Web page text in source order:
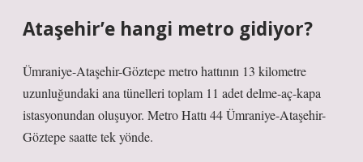
Ataşehir’e hangi metro gidiyor?
Ümraniye-Ataşehir-Göztepe metro hattının 13 kilometre
uzunluğundaki ana tünelleri toplam 11 adet delme-aç-kapa
istasyonundan oluşuyor. Metro Hattı 44 Ümraniye-Ataşehir-
Göztepe saatte tek yönde.